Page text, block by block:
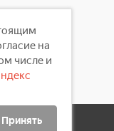
Магазин
на
числе и
Принять